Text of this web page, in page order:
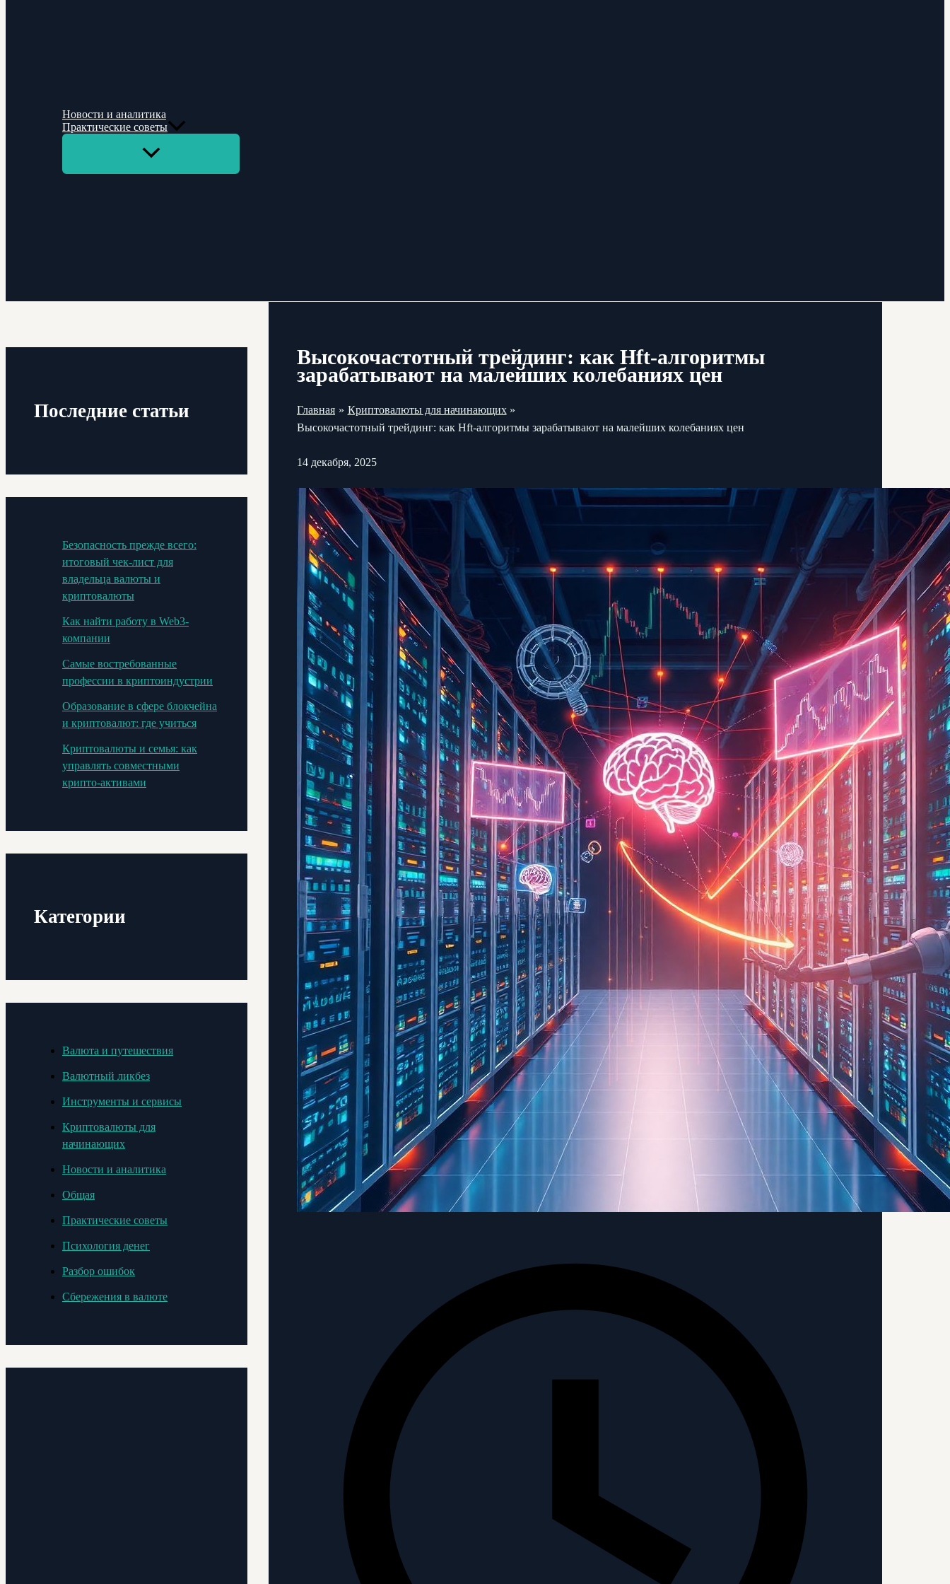
Новости и аналитика
Практические советы
Переключатель
Последние статьи
Безопасность прежде всего:
итоговый чек-лист для
владельца валюты и
криптовалюты
Как найти работу в Web3-
компании
Самые востребованные
профессии в криптоиндустрии
Образование в сфере блокчейна
и криптовалют: где учиться
Криптовалюты и семья: как
управлять совместными
крипто-активами
Категории
Валюта и путешествия
Валютный ликбез
Инструменты и сервисы
Криптовалюты для
начинающих
Новости и аналитика
Общая
Практические советы
Психология денег
Разбор ошибок
Сбережения в валюте
Высокочастотный трейдинг: как Hft-алгоритмы
зарабатывают на малейших колебаниях цен
Главная
Криптовалюты для начинающих
Высокочастотный трейдинг: как Hft-алгоритмы зарабатывают на малейших колебаниях цен
14 декабря, 2025